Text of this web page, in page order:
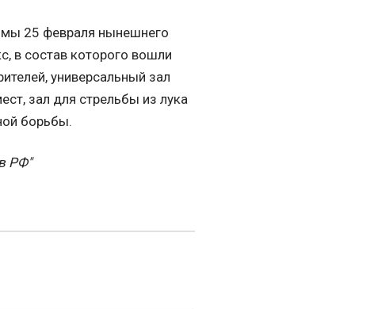
25 февраля нынешнего
в состав которого вошли
универсальный зал
зал для стрельбы из лука
борьбы.
РФ"